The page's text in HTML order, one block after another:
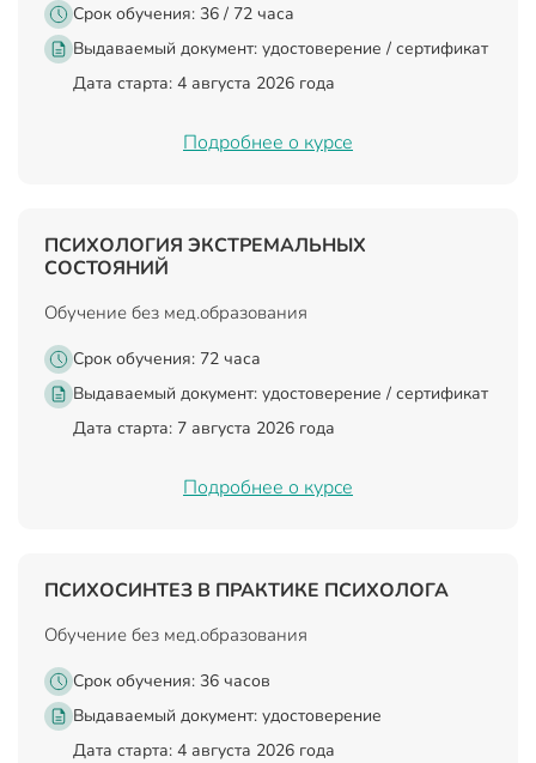
Срок обучения: 36 / 72 часа
Выдаваемый документ: удостоверение / сертификат
Дата старта: 4 августа 2026 года
Подробнее о курсе
ПСИХОЛОГИЯ ЭКСТРЕМАЛЬНЫХ
СОСТОЯНИЙ
Обучение без мед.образования
Срок обучения: 72 часа
Выдаваемый документ: удостоверение / сертификат
Дата старта: 7 августа 2026 года
Подробнее о курсе
ПСИХОСИНТЕЗ В ПРАКТИКЕ ПСИХОЛОГА
Обучение без мед.образования
Срок обучения: 36 часов
Выдаваемый документ: удостоверение
Дата старта: 4 августа 2026 года